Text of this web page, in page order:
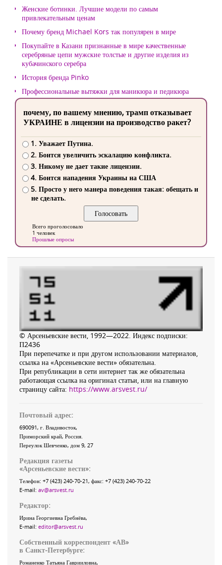
Женские ботинки. Лучшие модели по самым
привлекательным ценам
Почему бренд Michael Kors так популярен в мире
Покупайте в Казани признанные в мире качественные
серебряные цепи мужские толстые и другие изделия из
кубачинского серебра
История бренда Pinko
Профессиональные вытяжки для маникюра и педикюра
почему, по вашему мнению, трамп отказывает
УКРАИНЕ в лицензии на производство ракет?
1. Уважает Путина.
2. Боится увеличить эскалацию конфликта.
3. Никому не дает такие лицензии.
4. Боится нападения Украины на США
5. Просто у него манера поведения такая: обещать и
не сделать.
Всего проголосовало
1 человек
Прошлые опросы
© Арсеньевские вести, 1992—2022. Индекс подписки:
П2436
При перепечатке и при другом использовании материалов,
ссылка на «Арсеньевские вести» обязательна.
При републикации в сети интернет так же обязательна
работающая ссылка на оригинал статьи, или на главную
страницу сайта: https://www.arsvest.ru/
Почтовый адрес:
690091, г. Владивосток,
Приморский край, Россия
Переулок Шевченко, дом 9, 27
Редакция газеты
«Арсеньевские вести»:
Телефон: +7 (423) 240-70-21, факс: +7 (423) 240-70-22
E-mail: av@arsvest.ru
Редактор:
Ирина Георгиевна Гребнёва,
E-mail: editor@arsvest.ru
Собственный корреспондент «АВ»
в Санкт-Петербурге:
Романенко Татьяна Гаврииловна,